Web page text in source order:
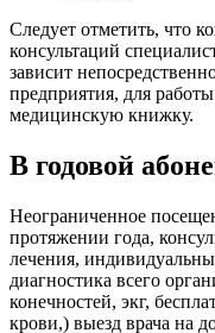
Следует отметить, что
консультаций
зависит
предприятия, для
медицинскую книжку.
В годовой
Неограниченное
протяжении года,
лечения,
диагностика всего
конечностей, экг,
крови,) выезд врача на